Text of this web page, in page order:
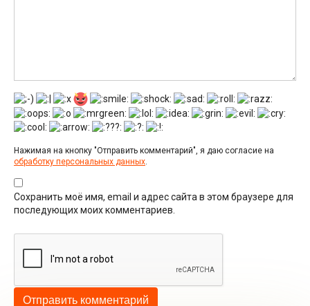
Нажимая на кнопку "Отправить комментарий", я даю согласие на
обработку персональных данных
Сохранить моё имя, email и адрес сайта в этом браузере для
последующих моих комментариев.